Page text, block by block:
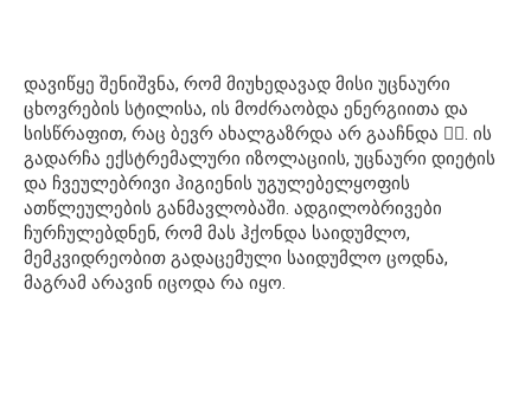
დავიწყე შენიშვნა, რომ მიუხედავად მისი უცნაური
ცხოვრების სტილისა, ის მოძრაობდა ენერგიითა და
სისწრაფით, რაც ბევრ ახალგაზრდა არ გააჩნდა 🏃‍♂️. ის
გადარჩა ექსტრემალური იზოლაციის, უცნაური დიეტის
და ჩვეულებრივი ჰიგიენის უგულებელყოფის
ათწლეულების განმავლობაში. ადგილობრივები
ჩურჩულებდნენ, რომ მას ჰქონდა საიდუმლო,
მემკვიდრეობით გადაცემული საიდუმლო ცოდნა,
მაგრამ არავინ იცოდა რა იყო.